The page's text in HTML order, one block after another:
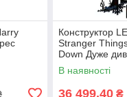
Конструктор
Stranger
Down Дуже
Догори дригом
В наявності
36 499,40 ₴